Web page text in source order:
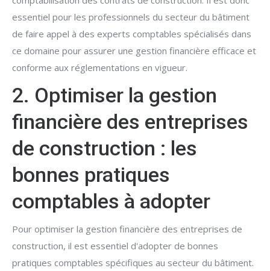
essentiel pour les professionnels du secteur du bâtiment
de faire appel à des experts comptables spécialisés dans
ce domaine pour assurer une gestion financière efficace et
conforme aux réglementations en vigueur.
2. Optimiser la gestion
financière des entreprises
de construction : les
bonnes pratiques
comptables à adopter
Pour optimiser la gestion financière des entreprises de
construction, il est essentiel d'adopter de bonnes
pratiques comptables spécifiques au secteur du bâtiment.